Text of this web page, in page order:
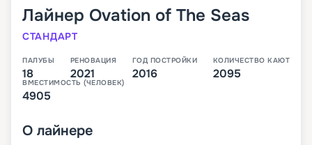
Лайнер Ovation of The Seas
СТАНДАРТ
ПАЛУБЫ
18
РЕНОВАЦИЯ
2021
ГОД ПОСТРОЙКИ
2016
КОЛИЧЕСТВО КАЮТ
2095
ВМЕСТИМОСТЬ (ЧЕЛОВЕК)
4905
О лайнере